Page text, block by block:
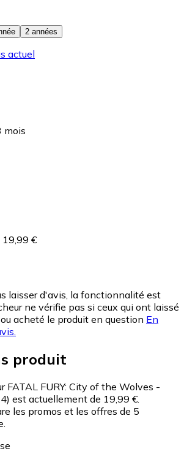
2 années
actuel
mois
19,99 €
laisser d'avis, la fonctionnalité est
ne vérifie pas si ceux qui ont laissé
acheté le produit en question En
produit
FATAL FURY: City of the Wolves -
est actuellement de 19,99 €.
les promos et les offres de 5